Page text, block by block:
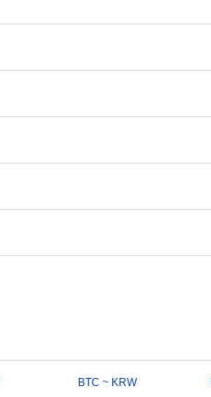
BTC ~ KRW